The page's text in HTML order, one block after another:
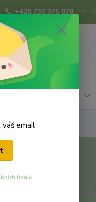
+420 733 375 070 (Po-
Náhrdelníky
email
údajů.